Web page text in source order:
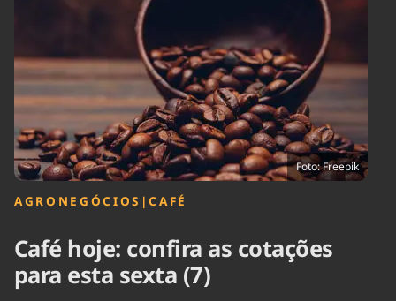
Tecnologia
Cinema
Cultura
Economia
Educação
Infraestrutura
Internacional
Política
Saúde
Tempo
Foto: Freepik
AGRONEGÓCIOS |CAFÉ
Café hoje: confira as cotações
para esta sexta (7)